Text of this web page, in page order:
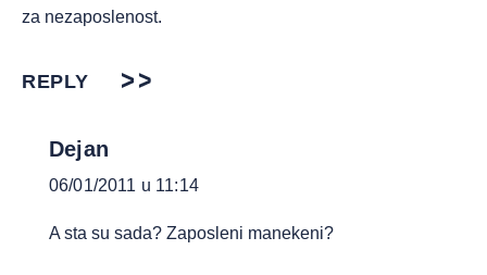
za nezaposlenost.
REPLY
Dejan
06/01/2011 u 11:14
A sta su sada? Zaposleni manekeni?